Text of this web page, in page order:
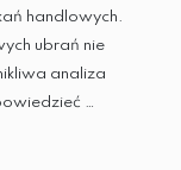
handlowych.
ubrań nie
analiza
…